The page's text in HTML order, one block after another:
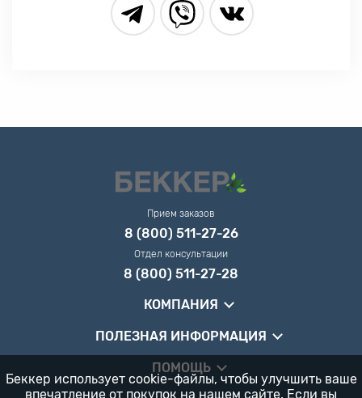
Прием заказов
8 (800) 511-27-26
Отдел консультации
8 (800) 511-27-28
КОМПАНИЯ
ПОЛЕЗНАЯ ИНФОРМАЦИЯ
ПОМОЩЬ
Беккер использует cookie-файлы, чтобы улучшить ваше
впечатление от покупок на нашем сайте. Если вы